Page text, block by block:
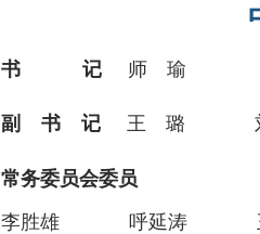
书 记 师 瑜
副 书 记 王 璐
常务委员会委员
李胜雄
呼延涛